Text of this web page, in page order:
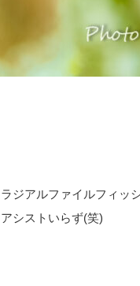
ラジアルファイルフィッ
アシストいらず(笑)